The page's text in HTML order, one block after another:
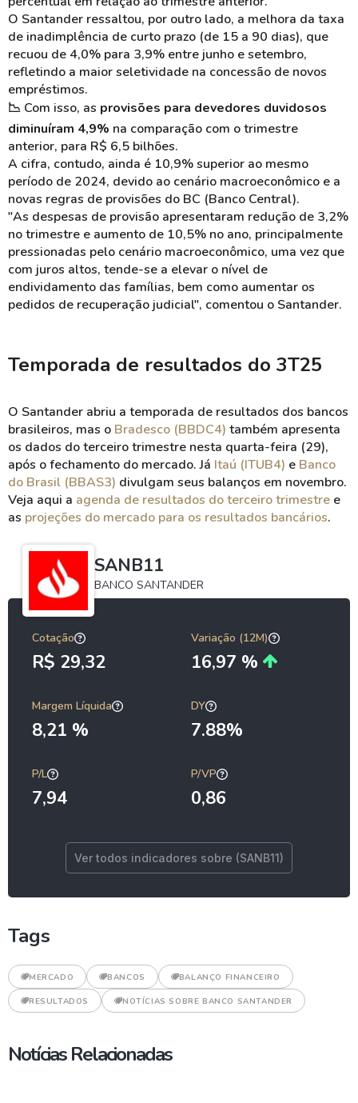
O Santander ressaltou, por outro lado, a melhora da taxa
de inadimplência de curto prazo (de 15 a 90 dias), que
recuou de 4,0% para 3,9% entre junho e setembro,
refletindo a maior seletividade na concessão de novos
empréstimos.
📉 Com isso, as provisões para devedores duvidosos
diminuíram 4,9% na comparação com o trimestre
anterior, para R$ 6,5 bilhões.
A cifra, contudo, ainda é 10,9% superior ao mesmo
período de 2024, devido ao cenário macroeconômico e a
novas regras de provisões do BC (Banco Central).
"As despesas de provisão apresentaram redução de 3,2%
no trimestre e aumento de 10,5% no ano, principalmente
pressionadas pelo cenário macroeconômico, uma vez que
com juros altos, tende-se a elevar o nível de
endividamento das famílias, bem como aumentar os
pedidos de recuperação judicial", comentou o Santander.
Temporada de resultados do 3T25
O Santander abriu a temporada de resultados dos bancos
brasileiros, mas o Bradesco (BBDC4) também apresenta
os dados do terceiro trimestre nesta quarta-feira (29),
após o fechamento do mercado. Já Itaú (ITUB4) e Banco
do Brasil (BBAS3) divulgam seus balanços em novembro.
Veja aqui a agenda de resultados do terceiro trimestre e
as projeções do mercado para os resultados bancários.
SANB11
BANCO SANTANDER
Cotação
R$ 29,32
Variação (12M)
16,97 %
Margem Líquida
8,21 %
DY
7.88%
P/L
7,94
P/VP
0,86
Ver todos indicadores sobre (SANB11)
Tags
MERCADO BANCOS BALANÇO FINANCEIRO
RESULTADOS NOTÍCIAS SOBRE BANCO SANTANDER
Notícias Relacionadas